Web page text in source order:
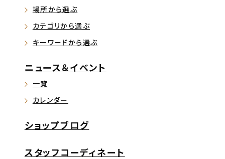
場所から選ぶ
カテゴリから選ぶ
キーワードから選ぶ
ニュース＆イベント
一覧
カレンダー
ショップブログ
スタッフコーディネート